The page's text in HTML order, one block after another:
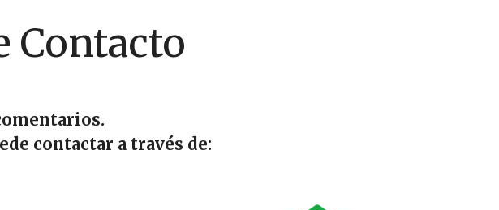
Contacto
contactar a través de: